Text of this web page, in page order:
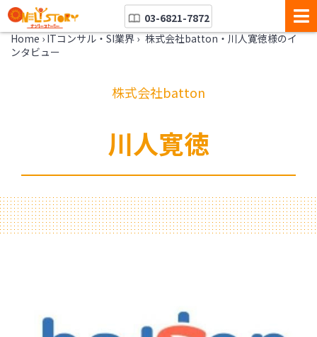
03-6821-7872
Home › ITコンサル・SI業界 › 株式会社batton・川人寛徳様のイ
ンタビュー
株式会社batton
川人寛徳